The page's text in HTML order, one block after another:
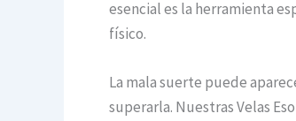
esencial es la herramienta
físico.
La mala suerte puede
superarla. Nuestras Velas